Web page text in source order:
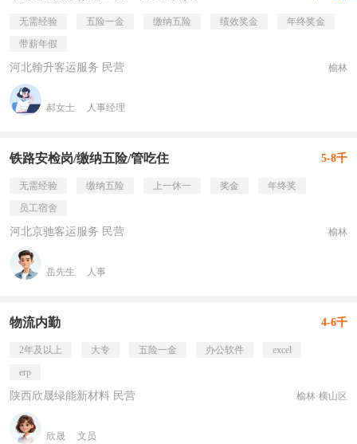
无需经验 五险一金 缴纳五险 绩效奖金
年终奖金
带薪年假
河北翰升客运服务 民营 榆林
郝女士 人事经理
铁路安检岗/缴纳五险/管吃住 5-8千
无需经验 缴纳五险 上一休一 奖金
年终奖
员工宿舍
河北京驰客运服务 民营 榆林
岳先生 人事
物流内勤 4-6千
2年及以上 大专 五险一金 办公软件
excel
erp
陕西欣晟绿能新材料 民营 榆林·横山区
欣晟 文员